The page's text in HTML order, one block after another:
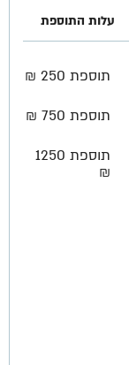
עלות התוספת
תוספת 250 ₪
תוספת 750 ₪
תוספת 1250
₪